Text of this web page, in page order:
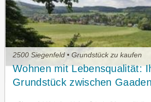
2500 Siegenfeld • Grundstück zu kaufen
Wohnen mit Lebensqualität:
Grundstück zwischen